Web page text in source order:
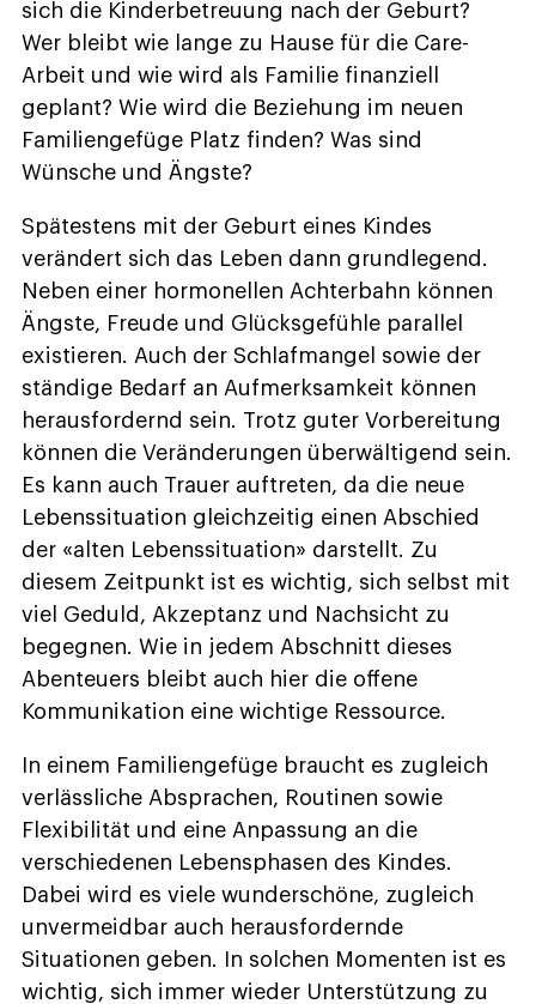
sich die Kinderbetreuung nach der Geburt?
Wer bleibt wie lange zu Hause für die Care-
Arbeit und wie wird als Familie finanziell
geplant? Wie wird die Beziehung im neuen
Familiengefüge Platz finden? Was sind
Wünsche und Ängste?
Spätestens mit der Geburt eines Kindes
verändert sich das Leben dann grundlegend.
Neben einer hormonellen Achterbahn können
Ängste, Freude und Glücksgefühle parallel
existieren. Auch der Schlafmangel sowie der
ständige Bedarf an Aufmerksamkeit können
herausfordernd sein. Trotz guter Vorbereitung
können die Veränderungen überwältigend sein.
Es kann auch Trauer auftreten, da die neue
Lebenssituation gleichzeitig einen Abschied
der «alten Lebenssituation» darstellt. Zu
diesem Zeitpunkt ist es wichtig, sich selbst mit
viel Geduld, Akzeptanz und Nachsicht zu
begegnen. Wie in jedem Abschnitt dieses
Abenteuers bleibt auch hier die offene
Kommunikation eine wichtige Ressource.
In einem Familiengefüge braucht es zugleich
verlässliche Absprachen, Routinen sowie
Flexibilität und eine Anpassung an die
verschiedenen Lebensphasen des Kindes.
Dabei wird es viele wunderschöne, zugleich
unvermeidbar auch herausfordernde
Situationen geben. In solchen Momenten ist es
wichtig, sich immer wieder Unterstützung zu